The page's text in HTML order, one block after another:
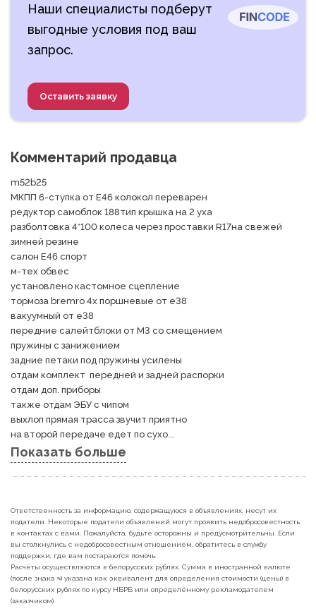
Наши специалисты подберут
выгодные условия под ваш
запрос.
Оставить заявку
Комментарий продавца
m52b25
МКПП 6-ступка от Е46 колокол переварен
редуктор самоблок 188тип крышка на 2 уха
разболтовка 4*100 колеса через проставки R17на свежей
зимней резине
салон Е46 спорт
м-тех обвес
установлено кастомное сцепление
тормоза bremro 4х поршневые от е38
вакуумный от е38
передние салейтблоки от М3 со смещением
пружины с занижением
задние петаки под пружины усилены
отдам комплект  передней и задней распорки
отдам доп. приборы
также отдам ЭБУ с чипом
выхлоп прямая трасса звучит приятно
на второй передаче едет по сухо...
Показать больше
Ответственность за информацию, содержащуюся в объявлениях, несут их
податели. Некоторые податели объявлений могут проявить недобросовестность
в контактах с вами. Пожалуйста, будьте осторожны и предусмотрительны. Если
вы столкнулись с недобросовестным отношением, обратитесь в службу
поддержки, где вам постараются помочь.
Расчёты осуществляются в белорусских рублях. Сумма в иностранной валюте
(после знака ≈) указана как эквивалент для определения стоимости (цены) в
белорусских рублях по курсу НБРБ или определённому рекламодателем
(заказчиком).